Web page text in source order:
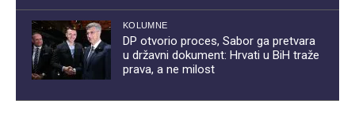
KOLUMNE
DP otvorio proces, Sabor ga pretvara
u državni dokument: Hrvati u BiH traže
prava, a ne milost